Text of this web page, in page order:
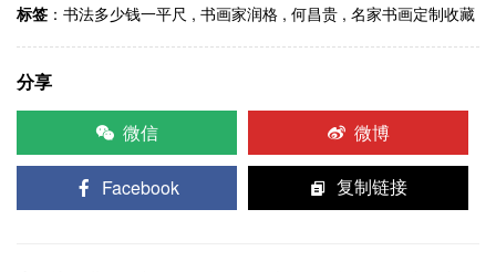
标签 ： 书法多少钱一平尺 , 书画家润格 , 何昌贵 , 名家书画定制收藏
分享
微信
微博
Facebook 复制链接